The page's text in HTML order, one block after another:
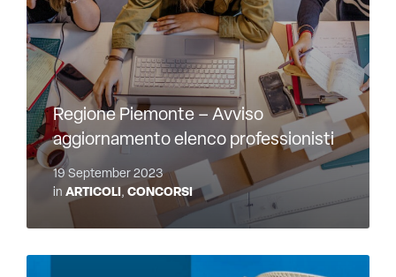
Regione Piemonte – Avviso
aggiornamento elenco professionisti
19 September 2023
in ARTICOLI, CONCORSI